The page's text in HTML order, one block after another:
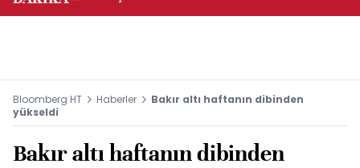
Bloomberg HT Haberler
Bakır altı haftanın dibinden
yükseldi
Bakır altı haftanın dibinden